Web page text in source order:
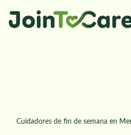
Cuidadores de fin de semana en